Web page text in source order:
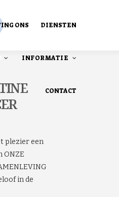
ONS DIENSTEN
INFORMATIE
CONTACT
plezier een
ONZE
in de